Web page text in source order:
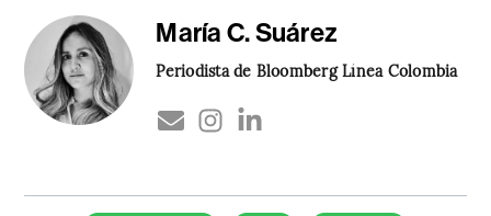
María C. Suárez
Periodista de Bloomberg Línea Colombia